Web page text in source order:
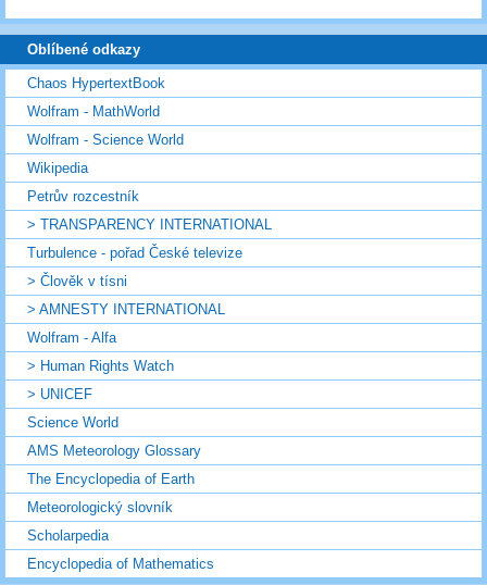
Oblíbené odkazy
Chaos HypertextBook
Wolfram - MathWorld
Wolfram - Science World
Wikipedia
Petrův rozcestník
> TRANSPARENCY INTERNATIONAL
Turbulence - pořad České televize
> Člověk v tísni
> AMNESTY INTERNATIONAL
Wolfram - Alfa
> Human Rights Watch
> UNICEF
Science World
AMS Meteorology Glossary
The Encyclopedia of Earth
Meteorologický slovník
Scholarpedia
Encyclopedia of Mathematics